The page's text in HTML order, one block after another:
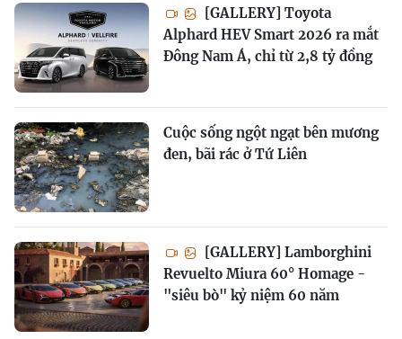
[GALLERY] Toyota
Alphard HEV Smart 2026 ra mắt
Đông Nam Á, chỉ từ 2,8 tỷ đồng
Cuộc sống ngột ngạt bên mương
đen, bãi rác ở Tứ Liên
[GALLERY] Lamborghini
Revuelto Miura 60° Homage -
"siêu bò" kỷ niệm 60 năm